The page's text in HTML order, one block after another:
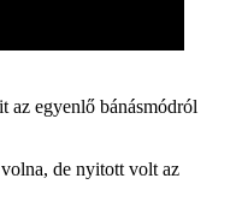
az egyenlő bánásmódról
de nyitott volt az